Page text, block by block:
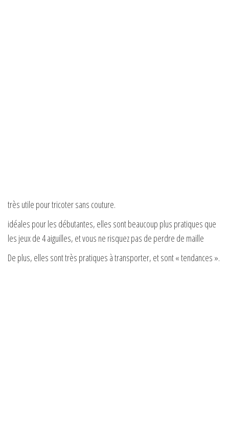
très utile pour tricoter sans couture.
idéales pour les débutantes, elles sont beaucoup plus pratiques que
les jeux de 4 aiguilles, et vous ne risquez pas de perdre de maille
De plus, elles sont très pratiques à transporter, et sont « tendances ».